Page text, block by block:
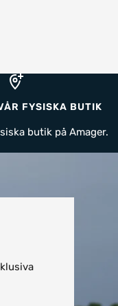
FYSISKA BUTIK
butik på Amager.